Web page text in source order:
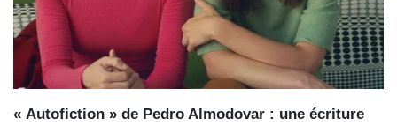
« Autofiction » de Pedro Almodovar : une écriture